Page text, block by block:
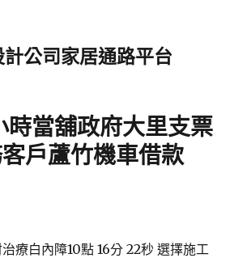
公司家居通路平台
當舖政府大里支票
戶蘆竹機車借款
療白內障10點 16分 22秒 選擇施工